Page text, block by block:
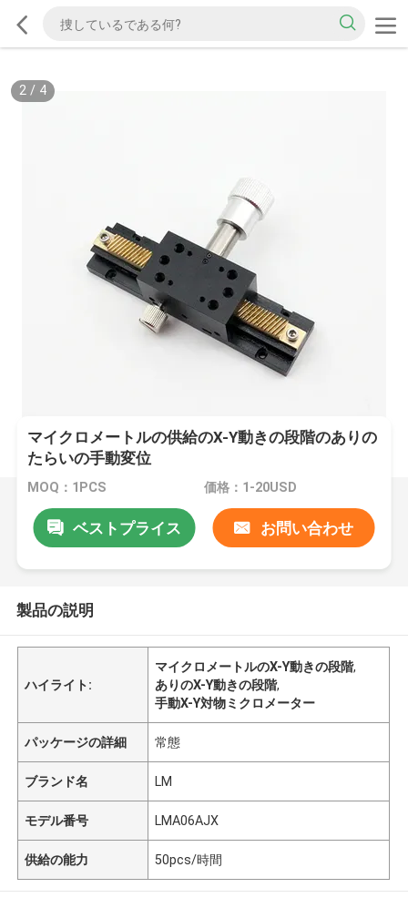
2/ 4
マイクロメートルの供給のX-Y動きの段階のありの
たらいの手動変位
MOQ：1PCS 価格：1-20USD
ベストプライス お問い合わせ
製品の説明
ハイライト:
マイクロメートルのX-Y動きの段階,
ありのX-Y動きの段階,
手動X-Y対物ミクロメーター
パッケージの詳細 常態
ブランド名 LM
モデル番号 LMA06AJX
供給の能力 50pcs/時間